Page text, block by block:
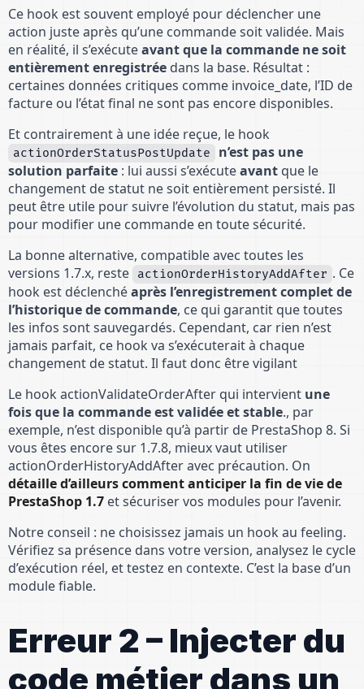
Ce hook est souvent employé pour déclencher une
action juste après qu’une commande soit validée. Mais
en réalité, il s’exécuteavant que la commande ne soit
entièrement enregistrée dans la base. Résultat :
certaines données critiques comme invoice_date, l’ID de
facture ou l’état final ne sont pas encore disponibles.
Et contrairement à une idée reçue, le hook
actionOrderStatusPostUpdate
n’est pas une
solution parfaite : lui aussi s’exécuteavant que le
changement de statut ne soit entièrement persisté. Il
peut être utile pour suivre l’évolution du statut, mais pas
pour modifier une commande en toute sécurité.
La bonne alternative, compatible avec toutes les
versions 1.7.x, reste
actionOrderHistoryAddAfter . Ce
hook est déclenchéaprès l’enregistrement complet de
l’historique de commande, ce qui garantit que toutes
les infos sont sauvegardés. Cependant, car rien n’est
jamais parfait, ce hook va s’exécuterait à chaque
changement de statut. Il faut donc être vigilant
Le hook actionValidateOrderAfter qui intervient une
fois que la commande est validée et stable., par
exemple, n’est disponible qu’à partir de PrestaShop 8. Si
vous êtes encore sur 1.7.8, mieux vaut utiliser
actionOrderHistoryAddAfter avec précaution. On
détaille d’ailleurs comment anticiper la fin de vie de
PrestaShop 1.7 et sécuriser vos modules pour l’avenir.
Notre conseil : ne choisissez jamais un hook au feeling.
Vérifiez sa présence dans votre version, analysez le cycle
d’exécution réel, et testez en contexte. C’est la base d’un
module fiable.
Erreur 2 – Injecter du
code métier dans un